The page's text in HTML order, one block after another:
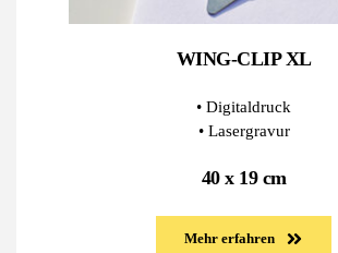
WING-CLIP XL
• Digitaldruck
• Lasergravur
40 x 19 cm
Mehr erfahren